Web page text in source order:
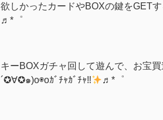
欲しかったカードやBOXの鍵をGET
♬*゜
キーBOXガチャ回して遊んで、お宝
´✪∀✪๑)o◉oｶﾞﾁｬｶﾞﾁｬ‼
♬*゜